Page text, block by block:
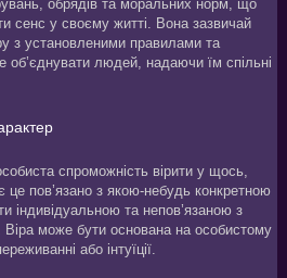
обрядів та моральних норм, що
сенс у своєму житті. Вона зазвичай
з установленими правилами та
об’єднувати людей, надаючи їм спільні
спроможність вірити у щось,
це пов’язано з якою-небудь конкретною
індивідуальною та непов’язаною з
Віра може бути основана на особистому
або інтуїції.